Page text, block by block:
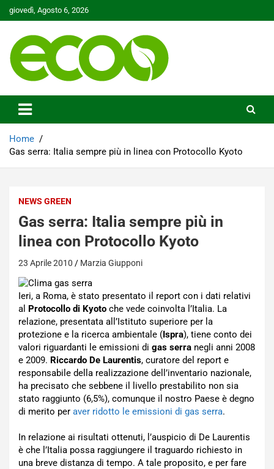
Skip
to
giovedì, Agosto 6, 2026
Ecoo.it
Home
Gas serra: Italia sempre più in linea con Protocollo Kyoto
NEWS GREEN
Gas serra: Italia sempre più in
linea con Protocollo Kyoto
23 Aprile 2010 Marzia Giupponi
Ieri, a Roma, è stato presentato il report con i dati relativi
al Protocollo di Kyoto che vede coinvolta l’Italia. La
relazione, presentata all’Istituto superiore per la
protezione e la ricerca ambientale (Ispra), tiene conto dei
valori riguardanti le emissioni di gas serra negli anni 2008
e 2009. Riccardo De Laurentis, curatore del report e
responsabile della realizzazione dell’inventario nazionale,
ha precisato che sebbene il livello prestabilito non sia
stato raggiunto (6,5%), comunque il nostro Paese è degno
di merito per aver ridotto le emissioni di gas serra.
In relazione ai risultati ottenuti, l’auspicio di De Laurentis
è che l’Italia possa raggiungere il traguardo richiesto in
una breve distanza di tempo. A tale proposito, e per fare